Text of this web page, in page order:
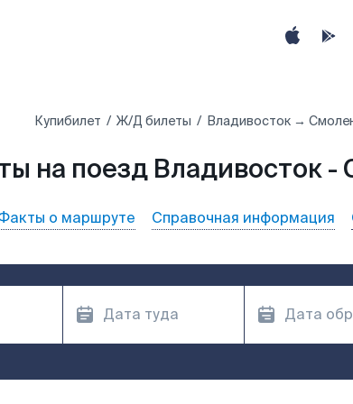
Купибилет Ж/Д билеты Владивосток →
на поезд Владивосток -
о маршруте Справочная информация